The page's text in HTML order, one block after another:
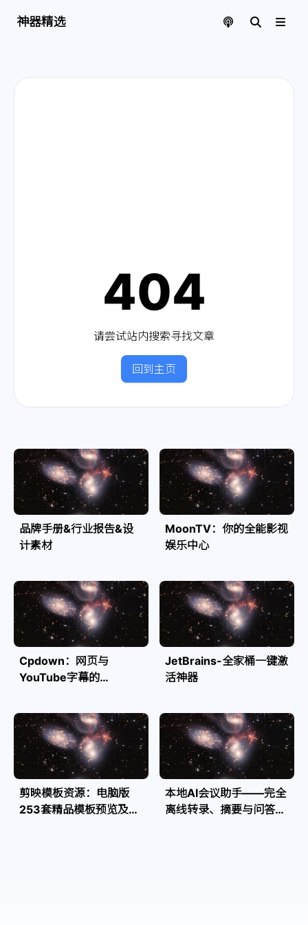
神器精选
404
请尝试站内搜索寻找文章
回到主页
品牌手册&行业报告&设
计素材
MoonTV：你的全能影视
娱乐中心
Cpdown：网页与
YouTube字幕的
JetBrains-全家桶一键激
活神器
剪映模板资源：电脑版
253套精品模板预览及源
本地AI会议助手——完全
离线转录、摘要与问答，